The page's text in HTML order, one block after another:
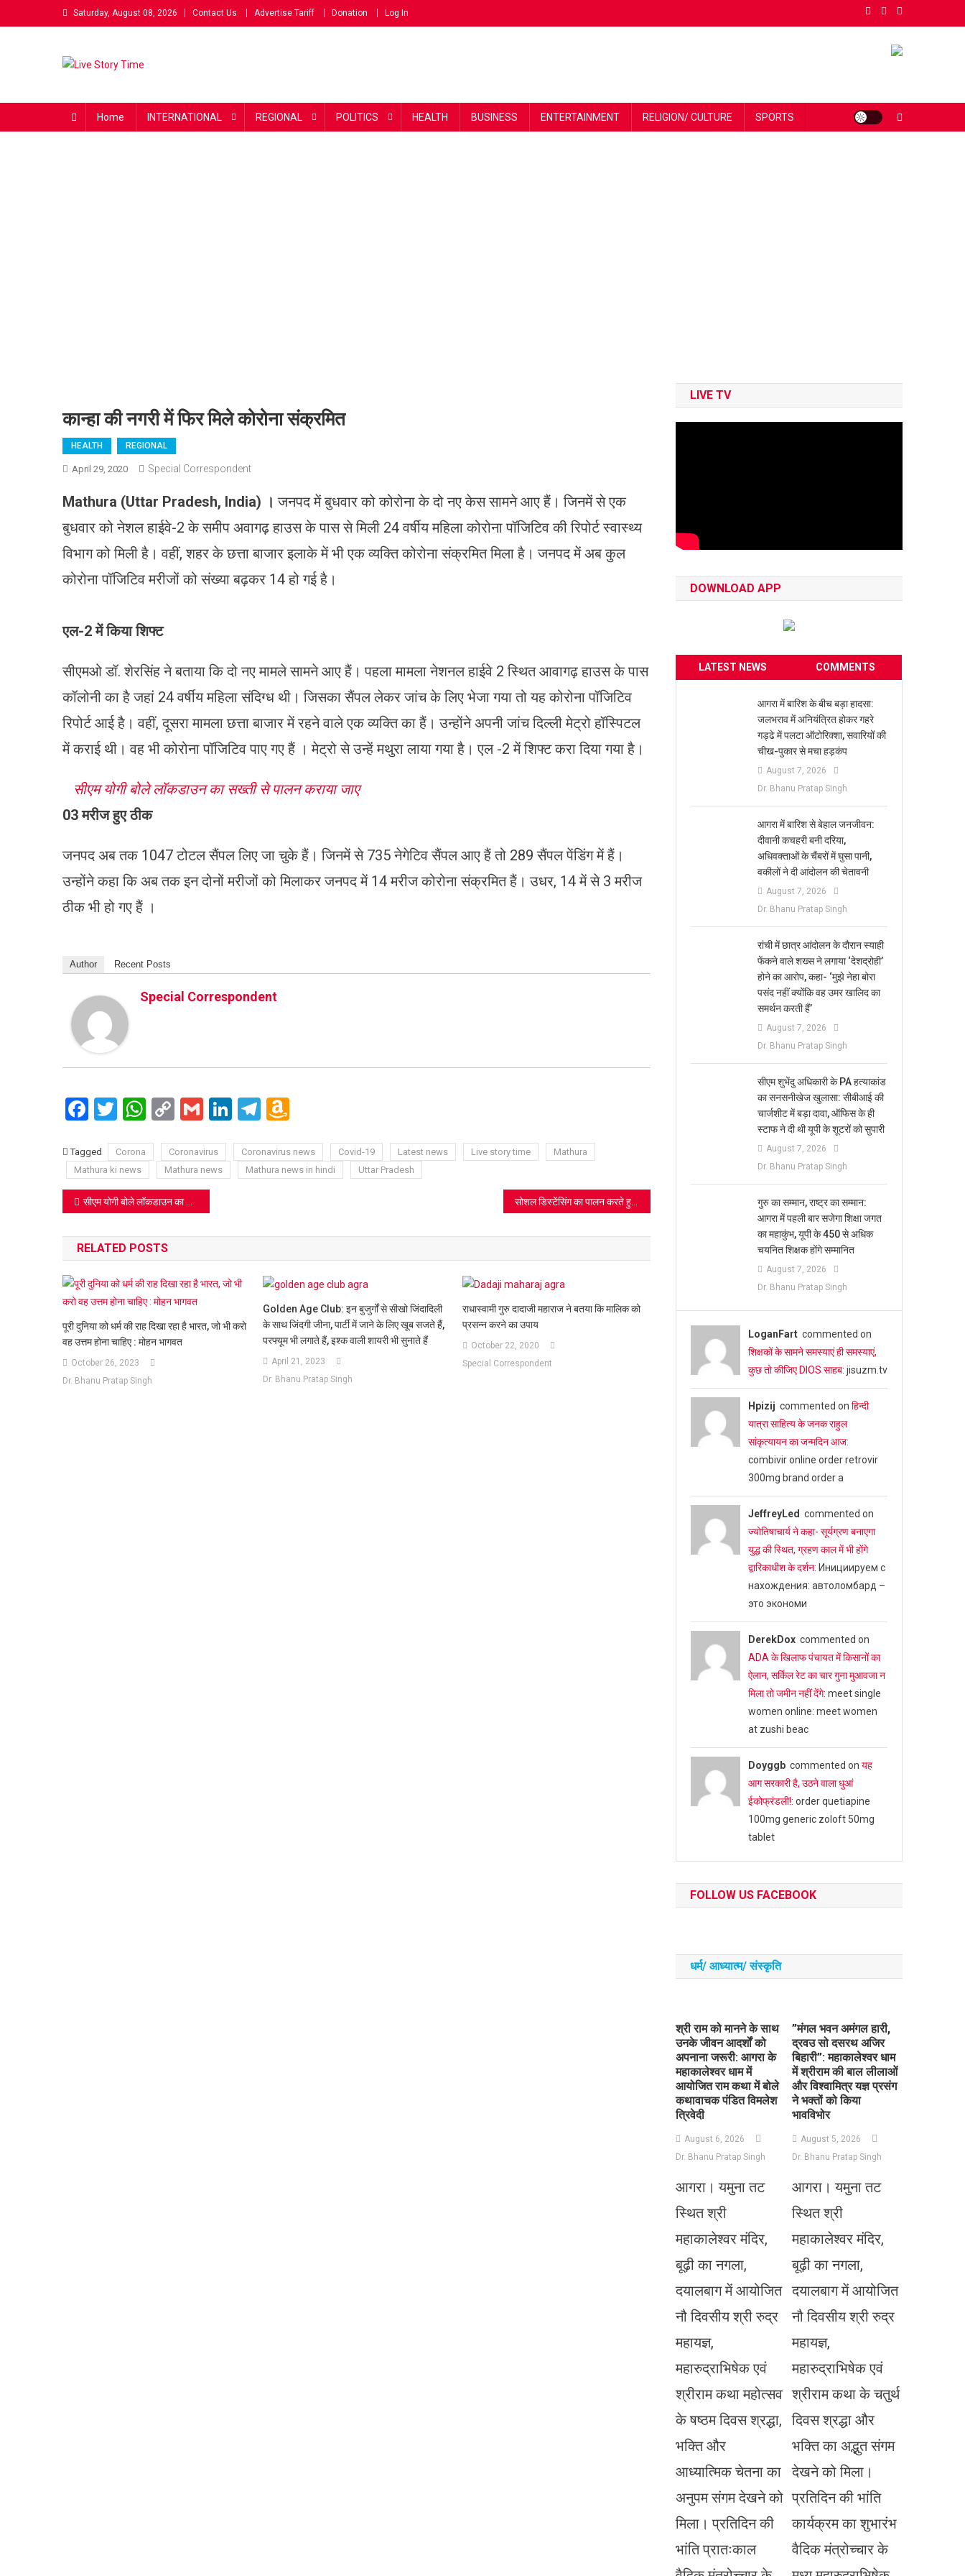
to
Saturday, August 08, 2026 Contact Us Advertise Tariff Donation Log In
Home INTERNATIONAL REGIONAL POLITICS HEALTH BUSINESS ENTERTAINMENT RELIGION/ CULTURE SPORTS
कान्हा की नगरी में फिर मिले कोरोना संक्रमित
HEALTH REGIONAL
April 29, 2020 Special Correspondent
Mathura (Uttar Pradesh, India) । जनपद में बुधवार को कोरोना के दो नए केस सामने आए हैं। जिनमें से एक
बुधवार को नेशल हाईवे-2 के समीप अवागढ़ हाउस के पास से मिली 24 वर्षीय महिला कोरोना पॉजिटिव की रिपोर्ट स्वास्थ्य
विभाग को मिली है। वहीं, शहर के छत्ता बाजार इलाके में भी एक व्यक्ति कोरोना संक्रमित मिला है। जनपद में अब कुल
कोरोना पॉजिटिव मरीजों को संख्या बढ़कर 14 हो गई है।
एल-2में किया शिफ्ट
सीएमओ डॉ. शेरसिंह ने बताया कि दो नए मामले सामने आए हैं। पहला मामला नेशनल हाईवे 2 स्थित आवागढ़ हाउस के पास
कॉलोनी का है जहां 24 वर्षीय महिला संदिग्ध थी। जिसका सैंपल लेकर जांच के लिए भेजा गया तो यह कोरोना पॉजिटिव
रिपोर्ट आई है। वहीं, दूसरा मामला छत्ता बाजार में रहने वाले एक व्यक्ति का हैं। उन्होंने अपनी जांच दिल्ली मेट्रो हॉस्पिटल
में कराई थी। वह भी कोरोना पॉजिटिव पाए गए हैं । मेट्रो से उन्हें मथुरा लाया गया है। एल -2 में शिफ्ट करा दिया गया है।
सीएम योगी बोले लॉकडाउन का सख्ती से पालन कराया जाए
03मरीज हुए ठीक
जनपद अब तक 1047 टोटल सैंपल लिए जा चुके हैं। जिनमें से 735 नेगेटिव सैंपल आए हैं तो 289 सैंपल पेंडिंग में हैं।
उन्होंने कहा कि अब तक इन दोनों मरीजों को मिलाकर जनपद में 14 मरीज कोरोना संक्रमित हैं। उधर, 14 में से 3 मरीज
ठीक भी हो गए हैं ।
Author Recent Posts
Special Correspondent
Facebook
Twitter
WhatsApp
CopyGmailLinkedIn
Telegram
List
Tagged Corona Coronavirus Coronavirus news Covid-19 Latest news Live story time
Mathura
Mathura ki news
Mathura news Mathura news in hindi Uttar Pradesh
Post
navigation
सीएम योगी बोले लॉकडाउन का सख्ती से पालन कराया जाए
RELATED POSTS
पूरी दुनिया को धर्म की राह दिखा रहा है भारत, जो भी करो
वह उत्तम होना चाहिए : मोहन भागवत
October 26, 2023
Dr. Bhanu Pratap Singh
Golden Age Club: इन बुजुर्गों से सीखो जिंदादिली
के साथ जिंदगी जीना, पार्टी में जाने के लिए खूब सजते हैं,
परफ्यूम भी लगाते हैं, इश्क वाली शायरी भी सुनाते हैं
April 21, 2023
Dr. Bhanu Pratap Singh
राधास्वामी गुरु दादाजी महाराज ने बतया कि मालिक को
प्रसन्न करने का उपाय
October 22, 2020
Special Correspondent
LIVE TV
DOWNLOAD APP
LATEST NEWS COMMENTS
आगरा में बारिश के बीच बड़ा हादसा:
जलभराव में अनियंत्रित होकर गहरे
गड्ढे में पलटा ऑटोरिक्शा, सवारियों की
चीख-पुकार से मचा हड़कंप
August 7, 2026
Dr. Bhanu Pratap Singh
आगरा में बारिश से बेहाल जनजीवन:
दीवानी कचहरी बनी दरिया,
अधिवक्ताओं के चैंबरों में घुसा पानी,
वकीलों ने दी आंदोलन की चेतावनी
August 7, 2026
Dr. Bhanu Pratap Singh
रांची में छात्र आंदोलन के दौरान स्याही
फेंकने वाले शख्स ने लगाया ‘देशद्रोही’
होने का आरोप, कहा- ‘मुझे नेहा बोरा
पसंद नहीं क्योंकि वह उमर खालिद का
समर्थन करती हैं’
August 7, 2026
Dr. Bhanu Pratap Singh
सीएम शुभेंदु अधिकारी के PA हत्याकांड
का सनसनीखेज खुलासा: सीबीआई की
चार्जशीट में बड़ा दावा, ऑफिस के ही
स्टाफ ने दी थी यूपी के शूटरों को सुपारी
August 7, 2026
Dr. Bhanu Pratap Singh
​गुरु का सम्मान, राष्ट्र का सम्मान:
आगरा में पहली बार सजेगा शिक्षा जगत
का महाकुंभ, यूपी के 450 से अधिक
चयनित शिक्षक होंगे सम्मानित
August 7, 2026
Dr. Bhanu Pratap Singh
LoganFartcommented on
शिक्षकों के सामने समस्याएं ही समस्याएं,
कुछ तो कीजिए DIOS साहब: jisuzm.tv
Hpizij commented on हिन्दी
यात्रा साहित्य के जनक राहुल
सांकृत्यायन का जन्‍मदिन आज:
combivir online order retrovir
300mg brand order a
JeffreyLed commented on
ज्योतिषाचार्य ने कहा- सूर्यग्रण बनाएगा
युद्ध की स्थित, ग्रहण काल में भी होंगे
द्वारिकाधीश के दर्शन: Инициируем с
нахождения: автоломбард –
это экономи
DerekDoxcommented on
ADA के खिलाफ पंचायत में किसानों का
ऐलान, सर्किल रेट का चार गुना मुआवजा न
मिला तो जमीन नहीं देंगे: meet single
women online: meet women
at zushi beac
Doyggbcommented on यह
आग सरकारी है, उठने वाला धुआं
ईकोफ्रंडली!: order quetiapine
100mg generic zoloft 50mg
tablet
FOLLOW US FACEBOOK
धर्म/ आध्‍यात्‍म/ संस्‍कृति
​श्री राम को मानने के साथ
उनके जीवन आदर्शों को
अपनाना जरूरी: आगरा के
महाकालेश्वर धाम में
आयोजित राम कथा में बोले
कथावाचक पंडित विमलेश
त्रिवेदी
August 6, 2026
Dr. Bhanu Pratap Singh
आगरा। यमुना तट
स्थित श्री
महाकालेश्वर मंदिर,
बूढ़ी का नगला,
दयालबाग में आयोजित
नौ दिवसीय श्री रुद्र
महायज्ञ,
महारुद्राभिषेक एवं
श्रीराम कथा महोत्सव
के षष्ठम दिवस श्रद्धा,
भक्ति और
आध्यात्मिक चेतना का
अनुपम संगम देखने को
मिला। प्रतिदिन की
भांति प्रातःकाल
​”मंगल भवन अमंगल हारी,
द्रवउ सो दसरथ अजिर
बिहारी”: महाकालेश्वर धाम
में श्रीराम की बाल लीलाओं
और विश्वामित्र यज्ञ प्रसंग
ने भक्तों को किया
भावविभोर
August 5, 2026
Dr. Bhanu Pratap Singh
आगरा। यमुना तट
स्थित श्री
महाकालेश्वर मंदिर,
बूढ़ी का नगला,
दयालबाग में आयोजित
नौ दिवसीय श्री रुद्र
महायज्ञ,
महारुद्राभिषेक एवं
श्रीराम कथा के चतुर्थ
दिवस श्रद्धा और
भक्ति का अद्भुत संगम
देखने को मिला।
प्रतिदिन की भांति
कार्यक्रम का शुभारंभ
वैदिक मंत्रोच्चार के